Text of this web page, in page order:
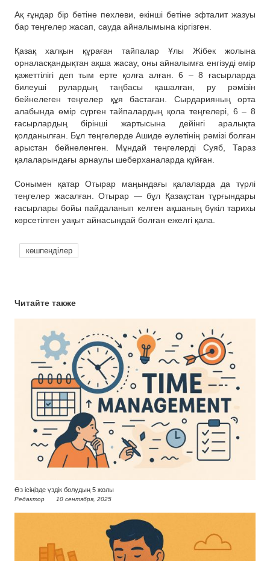
Ақ ғұндар бір бетіне пехлеви, екінші бетіне эфталит жазуы
бар теңгелер жасап, сауда айналымына кіргізген.
Қазақ халқын құраған тайпалар Ұлы Жібек жолына
орналасқандықтан ақша жасау, оны айналымға енгізуді өмір
қажеттілігі деп тым ерте қолға алған. 6 – 8 ғасырларда
билеуші рулардың таңбасы қашалған, ру рәмізін
бейнелеген теңгелер құя бастаған. Сырдарияның орта
алабында өмір сүрген тайпалардың қола теңгелері, 6 – 8
ғасырлардың бірінші жартысына дейінгі аралықта
қолданылған. Бұл теңгелерде Ашиде әулетінің рәмізі болған
арыстан бейнеленген. Мұндай теңгелерді Суяб, Тараз
қалаларындағы арнаулы шеберханаларда құйған.
Сонымен қатар Отырар маңындағы қалаларда да түрлі
теңгелер жасалған. Отырар — бұл Қазақстан тұрғындары
ғасырлары бойы пайдаланып келген ақшаның бүкіл тарихы
көрсетілген уақыт айнасындай болған ежелгі қала.
көшпенділер
Читайте также
Өз ісіңізде үздік болудың 5 жолы
Редактор 10 сентября, 2025